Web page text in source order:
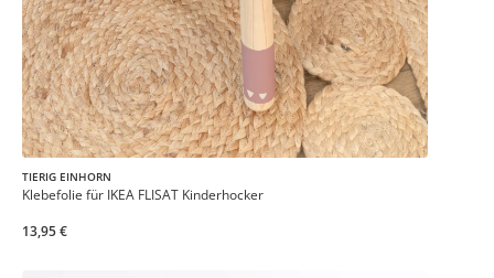
TIERIG EINHORN
Klebefolie für IKEA FLISAT Kinderhocker
13,95 €